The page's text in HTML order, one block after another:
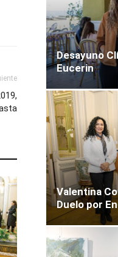
Desayuno
Eucerin
Valentina
Duelo por